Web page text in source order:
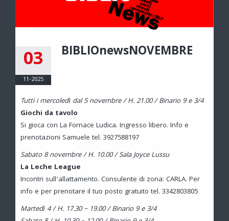
03
11-2025
BIBLIOnewsNOVEMBRE
Tutti i mercoledì dal 5 novembre / H. 21.00 / Binario 9 e 3/4
Giochi da tavolo
Si gioca con La Fornace Ludica. Ingresso libero. Info e
prenotazioni Samuele tel. 3927588197
Sabato 8 novembre / H. 10.00 / Sala Joyce Lussu
La Leche League
Incontri sull’allattamento. Consulente di zona: CARLA. Per
info e per prenotare il tuo posto gratuito tel. 3342803805
Martedì 4 / H. 17.30 – 19.00 / Binario 9 e 3/4